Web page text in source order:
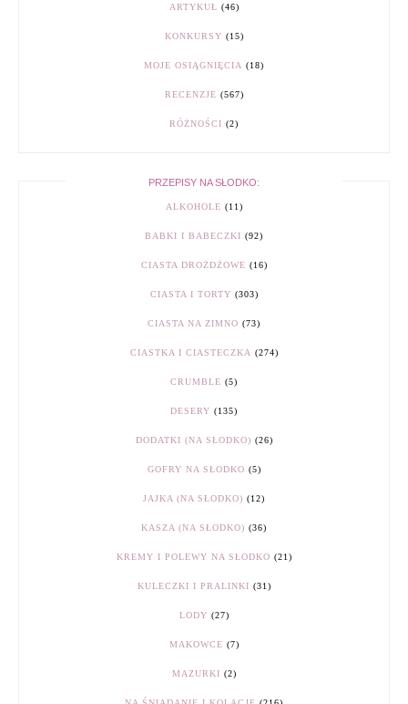
ARTYKUŁ (46)
KONKURSY (15)
MOJE OSIĄGNIĘCIA (18)
RECENZJE (567)
RÓŻNOŚCI (2)
PRZEPISY NA SŁODKO:
ALKOHOLE (11)
BABKI I BABECZKI (92)
CIASTA DROŻDŻOWE (16)
CIASTA I TORTY (303)
CIASTA NA ZIMNO (73)
CIASTKA I CIASTECZKA (274)
CRUMBLE (5)
DESERY (135)
DODATKI (NA SŁODKO) (26)
GOFRY NA SŁODKO (5)
JAJKA (NA SŁODKO) (12)
KASZA (NA SŁODKO) (36)
KREMY I POLEWY NA SŁODKO (21)
KULECZKI I PRALINKI (31)
LODY (27)
MAKOWCE (7)
MAZURKI (2)